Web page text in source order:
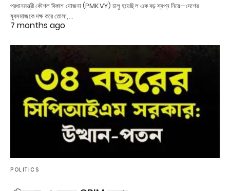
প্রধানমন্ত্রী কৌশল বিকাশ যোজনা (PMKVY) চালু হয়েছিল এক বড় স্বপ্ন নিয়ে—দেশের
যুবসমাজকে দক্ষ করে তোলা,…
7 months ago
POLITICS